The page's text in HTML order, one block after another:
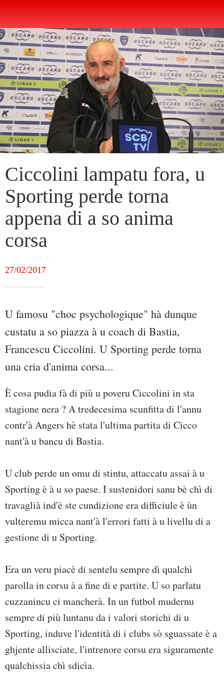
Ciccolini lampatu fora, u
Sporting perde torna
appena di a so anima
corsa
27/02/2017
U famosu "choc psychologique" hà dunque
custatu a so piazza à u coach di Bastia,
Francescu Ciccolini. U Sporting perde torna
una cria d'anima corsa...
È cosa pudia fà di più u poveru Ciccolini in sta
stagione nera ? A tredecesima scunfitta di l'annu
contr'à Angers hè stata l'ultima partita di Cicco
nant'à u bancu di Bastia.
U club perde un omu di stintu, attaccatu assai à u
Sporting è à u so paese. I sustenidori sanu bè chì di
travaglià ind'è ste cundizione era difficiule è ùn
vulteremu micca nant'à l'errori fatti à u livellu di a
gestione di u Sporting.
Era un veru piacè di sentelu sempre dì qualchì
parolla in corsu à a fine di e partite. U so parlatu
cuzzanincu ci mancherà. In un futbol mudernu
sempre di più luntanu da i valori storichi di u
Sporting, induve l'identità di i clubs sò sguassate è a
ghjente allisciate, l'intrenore corsu era siguramente
qualchissia chì sdicìa.